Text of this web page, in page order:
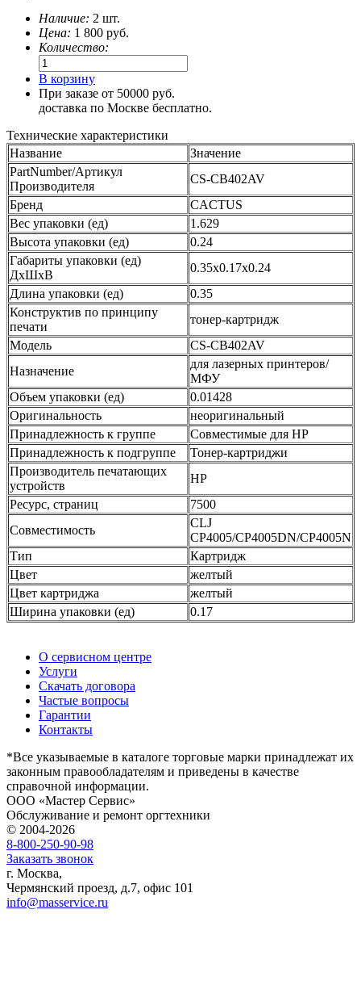
Наличие: 2 шт.
Цена: 1 800 руб.
Количество:
В корзину
При заказе от 50000 руб.
доставка по Москве бесплатно.
Технические характеристики
Название
Значение
PartNumber/Артикул
Производителя
CS-CB402AV
Бренд
CACTUS
Вес упаковки (ед)
1.629
Высота упаковки (ед)
0.24
Габариты упаковки (ед)
ДхШхВ
0.35x0.17x0.24
Длина упаковки (ед)
0.35
Конструктив по принципу
печати
тонер-картридж
Модель
CS-CB402AV
Назначение
для лазерных принтеров/
МФУ
Объем упаковки (ед)
0.01428
Оригинальность
неоригинальный
Принадлежность к группе
Совместимые для HP
Принадлежность к подгруппе
Тонер-картриджи
Производитель печатающих
устройств
HP
Ресурс, страниц
7500
Совместимость
CLJ
CP4005/CP4005DN/CP4005N
Тип
Картридж
Цвет
желтый
Цвет картриджа
желтый
Ширина упаковки (ед)
0.17
О сервисном центре
Услуги
Скачать договора
Частые вопросы
Гарантии
Контакты
*Все указываемые в каталоге торговые марки принадлежат их
законным правообладателям и приведены в качестве
справочной информации.
ООО «Мастер Сервис»
Обслуживание и ремонт оргтехники
© 2004-2026
8-800-250-90-98
Заказать звонок
г. Москва,
Чермянский проезд, д.7, офис 101
info@masservice.ru